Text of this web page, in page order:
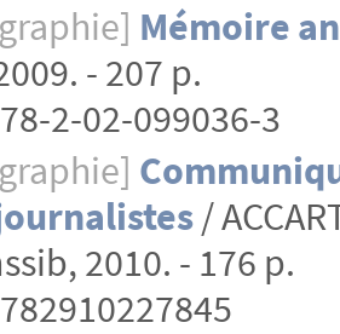
Mémoire
- 207 p.
2-02-099036-3
/
2010. - 176 p.